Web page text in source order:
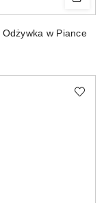
w Piance